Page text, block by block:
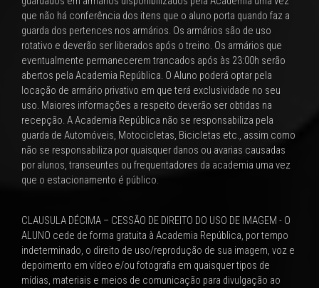
que não há conferência dos itens que o aluno porta quando faz a
guarda dos pertences nos armários. Os armários são de uso
rotativo e deverão ser liberados após o treino. Os armários que
eventualmente permanecerem trancados após às 23:00h serão
abertos pela Academia República. O Aluno poderá optar pela
locação de armário privativo em que terá exclusividade no seu
uso. Maiores informações a respeito deverão ser obtidas na
recepção. A Academia República não se responsabiliza pela
guarda de Automóveis, Motocicletas, Bicicletas etc., assim como
não se responsabiliza por quaisquer danos ou avarias causadas
por alunos, transeuntes ou frequentadores da academia uma vez
que o estacionamento é público.
CLAUSULA DÉCIMA – CESSÃO DE DIREITO DO USO DE IMAGEM - O
ALUNO cede de forma gratuita à Academia República, por tempo
indeterminado, o direito de uso/reprodução de sua imagem, voz e
depoimento em vídeo e/ou fotografia em quaisquer tipos de
mídias, materiais e meios de comunicação para divulgação ao